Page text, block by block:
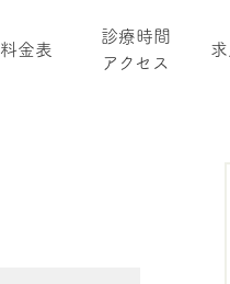
料金表
診療時間
アクセス